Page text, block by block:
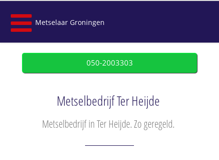
Metselaar Groningen
050-2003303
Metselbedrijf Ter Heijde
Metselbedrijf in Ter Heijde. Zo geregeld.